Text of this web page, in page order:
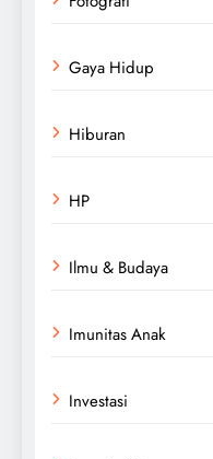
Gaya Hidup
Hiburan
HP
Ilmu & Budaya
Imunitas Anak
Investasi